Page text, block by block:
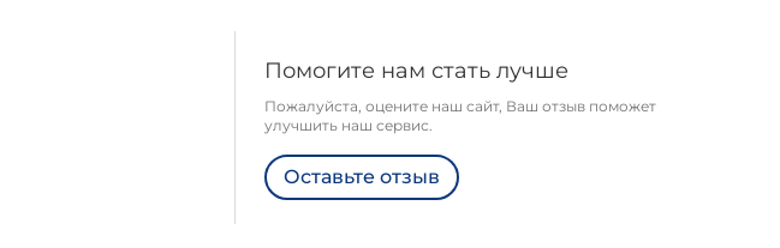
Помогите нам стать лучше
Пожалуйста, оцените наш сайт, Ваш отзыв поможет
улучшить наш сервис.
Оставьте отзыв